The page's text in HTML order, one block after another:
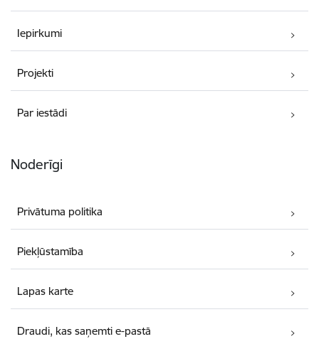
Iepirkumi
Projekti
Par iestādi
Noderīgi
Privātuma politika
Piekļūstamība
Lapas karte
Draudi, kas saņemti e-pastā